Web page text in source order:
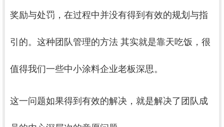
奖励与处罚，在过程中并没有得到有效的规划与指
引的。这种团队管理的方法 其实就是靠天吃饭，很
值得我们一些中小涂料企业老板深思。
这一问题如果得到有效的解决，就是解决了团队成